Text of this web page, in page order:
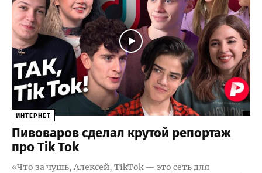
ИНТЕРНЕТ
Пивоваров сделал крутой репортаж
про Tik Tok
«Что за чушь, Алексей, TikTok — это сеть для